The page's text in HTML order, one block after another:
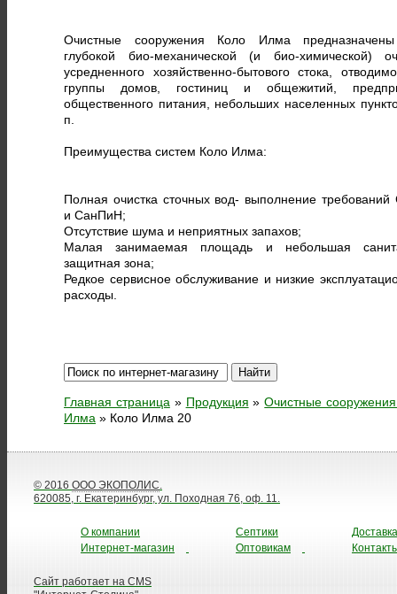
Очистные сооружения Коло Илма
глубокой био-механической (и био-химической)
усредненного хозяйственно-бытового стока,
группы домов, гостиниц и общежитий,
общественного питания, небольших населенных
п.
Преимущества систем Коло Илма:
Полная очистка сточных вод- выполнение
и СанПиН;
Отсутствие шума и неприятных запахов;
Малая занимаемая площадь и небольшая
защитная зона;
Редкое сервисное обслуживание и низкие
расходы.
Главная страница » Продукция » Очистные
Илма » Коло Илма 20
© 2016 ООО ЭКОПОЛИС
620085, г. Екатеринбург, ул. Походная 76, оф. 11.
О компании
Интернет-магазин
Септики
Оптовикам
Доставка
Сайт работает на CMS